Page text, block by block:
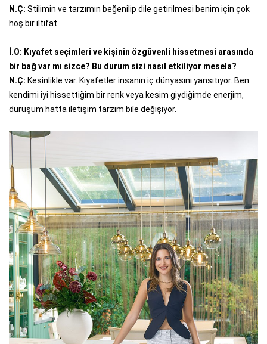
N.Ç: Stilimin ve tarzımın beğenilip dile getirilmesi benim için çok
hoş bir iltifat.
İ.O: Kıyafet seçimleri ve kişinin özgüvenli hissetmesi arasında
bir bağ var mı sizce? Bu durum sizi nasıl etkiliyor mesela?
N.Ç: Kesinlikle var. Kıyafetler insanın iç dünyasını yansıtıyor. Ben
kendimi iyi hissettiğim bir renk veya kesim giydiğimde enerjim,
duruşum hatta iletişim tarzım bile değişiyor.